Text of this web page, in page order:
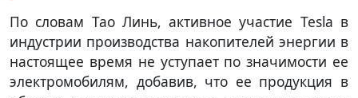
По словам Тао Линь, активное участие Tesla в
индустрии производства накопителей энергии в
настоящее время не уступает по значимости ее
электромобилям, добавив, что ее продукция в